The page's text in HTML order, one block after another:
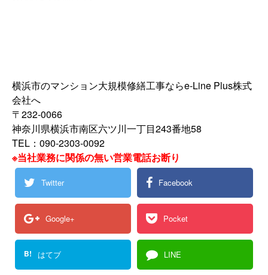
横浜市のマンション大規模修繕工事ならe-Line Plus株式
会社へ
〒232-0066
神奈川県横浜市南区六ツ川一丁目243番地58
TEL：090-2303-0092
※当社業務に関係の無い営業電話お断り
Twitter Facebook
Google+ Pocket
B! はてブ LINE